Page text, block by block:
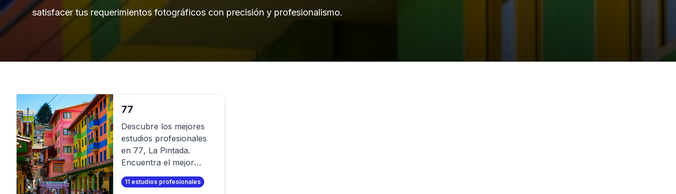
satisfacer tus requerimientos fotográficos con precisión y profesionalismo.
77
Descubre los mejores
estudios profesionales
en 77, La Pintada.
Encuentra el mejor
fotógrafo para tu sesión
de fotos profesional. O
11 estudios profesionales